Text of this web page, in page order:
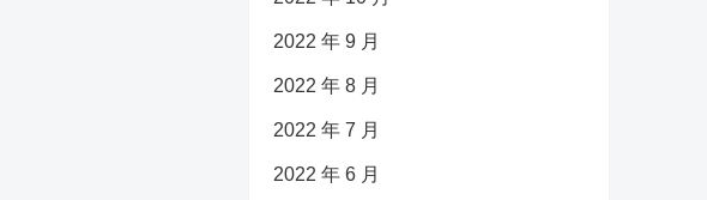
2022 年 9 月
2022 年 8 月
2022 年 7 月
2022 年 6 月